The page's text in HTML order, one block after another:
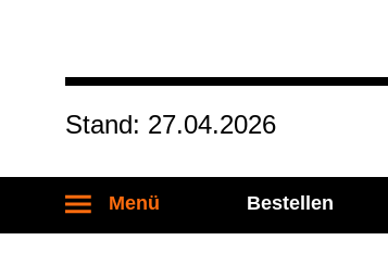
Menü Bestellen
Stand: 27.04.2026